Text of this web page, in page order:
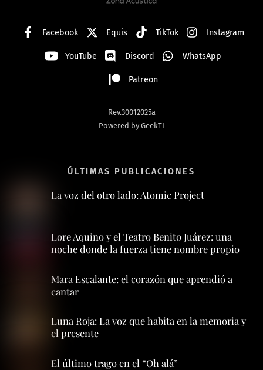
Facebook Equis TikTok Instagram
YouTube Discord WhatsApp
Patreon
Rev.30012025a
Powered by GeekTI
ÚLTIMAS PUBLICACIONES
La voz del otro lado: Atomic Project
Lore Aquino y el Teatro Benito Juárez: una
noche donde la fuerza tiene nombre propio
Mara Escalante: el corazón que aprendió a
cantar
Luna Roja: La voz que habita en la memoria y
el presente
El último trago en el “Oh alá”